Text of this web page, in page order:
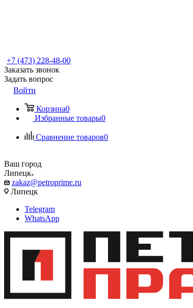
+7 (473) 228-48-00
Заказать звонок
Задать вопрос
Войти
Корзина0
Избранные товары0
Сравнение товаров0
Ваш город
Липецк
zakaz@petroprime.ru
Липецк
Telegram
WhatsApp